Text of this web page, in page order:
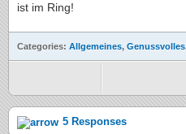
ist im Ring!
Categories: Allgemeines, Genussvolles
5 Responses